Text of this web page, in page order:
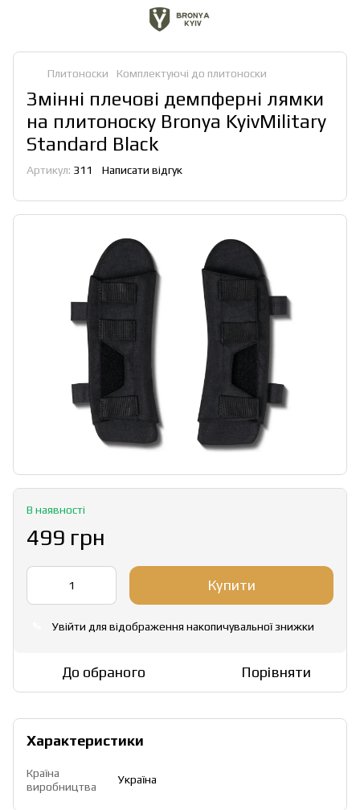
Плитоноски Комплектуючі до плитоноски
Змінні плечові демпферні лямки
на плитоноску Bronya KyivMilitary
Standard Black
Артикул: 311 Написати відгук
В наявності
499 грн
Купити
Увійти для відображення накопичувальної знижки
До обраного Порівняти
Характеристики
Країна
виробництва
Україна